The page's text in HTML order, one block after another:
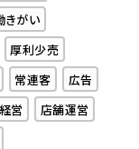
きがい
厚利少売
常連客
広告
営
店舗運営